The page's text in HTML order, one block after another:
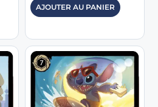
AJOUTER AU PANIER